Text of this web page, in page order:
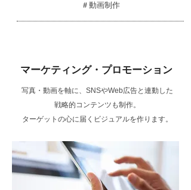
＃動画制作
​マーケティング・プロモーション
写真・動画を軸に、SNSやWeb広告と連動した
戦略的コンテンツも制作。
ターゲットの心に届くビジュアルを作ります。